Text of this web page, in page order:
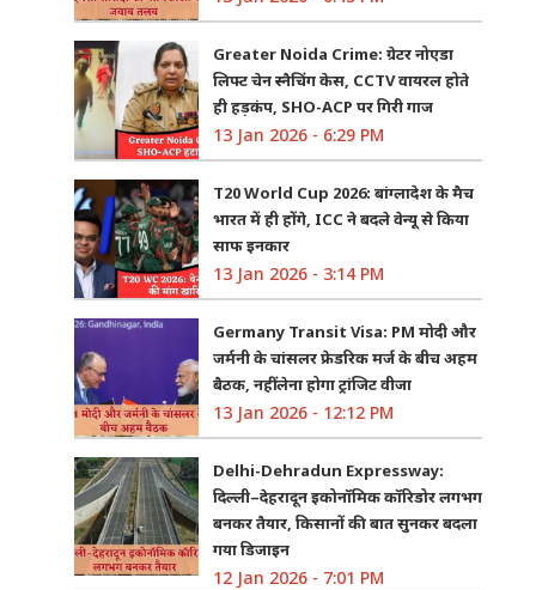
Greater Noida Crime: ग्रेटर नोएडा
लिफ्ट चेन स्नैचिंग केस, CCTV वायरल होते
ही हड़कंप, SHO-ACP पर गिरी गाज
13 Jan 2026 - 6:29 PM
T20 World Cup 2026: बांग्लादेश के मैच
भारत में ही होंगे, ICC ने बदले वेन्यू से किया
साफ इनकार
13 Jan 2026 - 3:14 PM
Germany Transit Visa: PM मोदी और
जर्मनी के चांसलर फ्रेडरिक मर्ज के बीच अहम
बैठक, नहीं लेना होगा ट्रांजिट वीजा
13 Jan 2026 - 12:12 PM
Delhi-Dehradun Expressway:
दिल्ली–देहरादून इकोनॉमिक कॉरिडोर लगभग
बनकर तैयार, किसानों की बात सुनकर बदला
गया डिजाइन
12 Jan 2026 - 7:01 PM